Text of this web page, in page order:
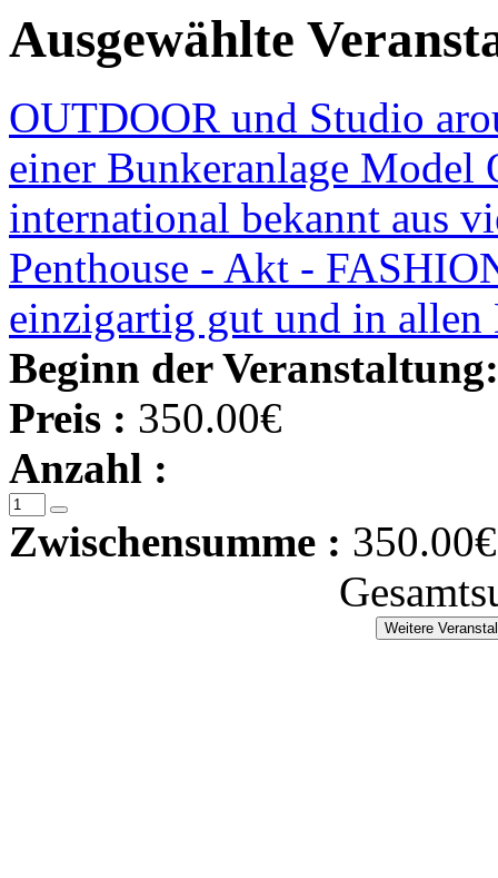
Ausgewählte
OUTDOOR und Studio
einer Bunkeranlage
international bekannt aus
Penthouse - Akt -
einzigartig gut und in allen
Beginn der
Preis : 350.00€
Anzahl :
Zwischensumme : 350.00€
Weitere